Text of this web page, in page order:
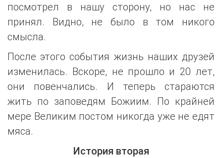
посмотрел в нашу сторону, но нас не
принял. Видно, не было в том никого
смысла.
После этого события жизнь наших друзей
изменилась. Вскоре, не прошло и 20 лет,
они повенчались. И теперь стараются
жить по заповедям Божиим. По крайней
мере Великим постом никогда уже не едят
мяса.
История вторая